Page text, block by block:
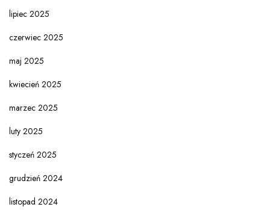
lipiec 2025
czerwiec 2025
maj 2025
kwiecień 2025
marzec 2025
luty 2025
styczeń 2025
grudzień 2024
listopad 2024